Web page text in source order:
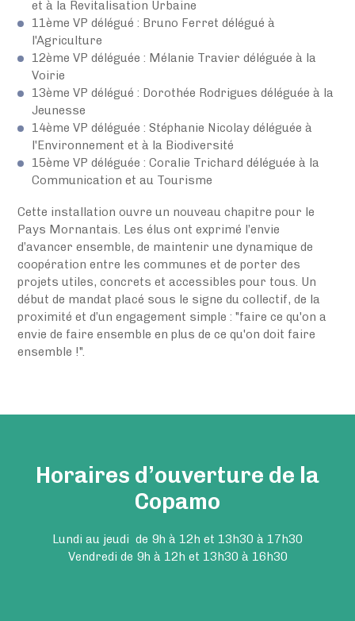
et à la Revitalisation Urbaine
11ème VP délégué : Bruno Ferret délégué à
l'Agriculture
12ème VP déléguée : Mélanie Travier déléguée à la
Voirie
13ème VP délégué : Dorothée Rodrigues déléguée à la
Jeunesse
14ème VP déléguée : Stéphanie Nicolay déléguée à
l'Environnement et à la Biodiversité
15ème VP déléguée : Coralie Trichard déléguée à la
Communication et au Tourisme
Cette installation ouvre un nouveau chapitre pour le
Pays Mornantais. Les élus ont exprimé l’envie
d’avancer ensemble, de maintenir une dynamique de
coopération entre les communes et de porter des
projets utiles, concrets et accessibles pour tous. Un
début de mandat placé sous le signe du collectif, de la
proximité et d’un engagement simple : "faire ce qu'on a
envie de faire ensemble en plus de ce qu'on doit faire
ensemble !".
Horaires d’ouverture de la
Copamo
Lundi au jeudi de 9h à 12h et 13h30 à 17h30
Vendredi de 9h à 12h et 13h30 à 16h30